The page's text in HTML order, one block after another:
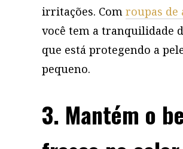
irritações. Com roupas de
você tem a tranquilidade
que está protegendo a
pequeno.
3. Mantém o